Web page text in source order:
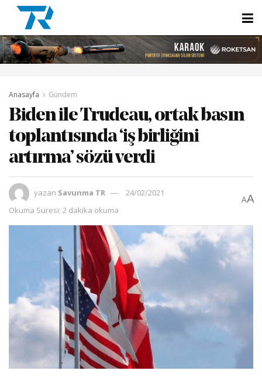
Anasayfa Gündem
Biden ile Trudeau, ortak basın
toplantısında ‘iş birliğini
artırma’ sözü verdi
yazan Savunma TR
24/02/2021
Okuma Süresi: 2 dakika okuma
AA